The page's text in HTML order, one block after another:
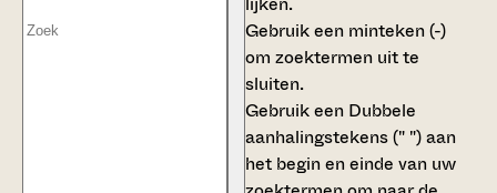
Gebruik een minteken (-)
om zoektermen uit te
sluiten.
Gebruik een Dubbele
aanhalingstekens (" ")aan
het begin en einde van uw